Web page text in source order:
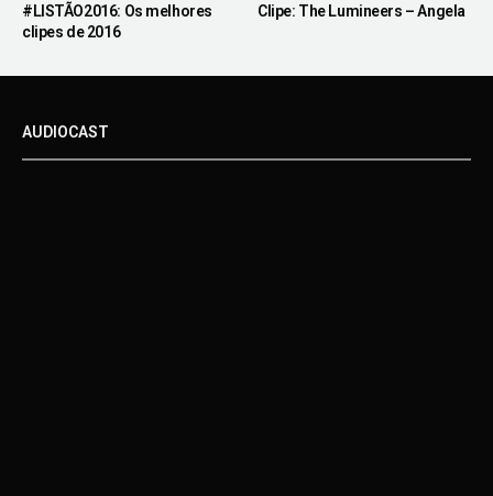
#LISTÃO2016: Os melhores
clipes de 2016
Clipe: The Lumineers – Angela
AUDIOCAST